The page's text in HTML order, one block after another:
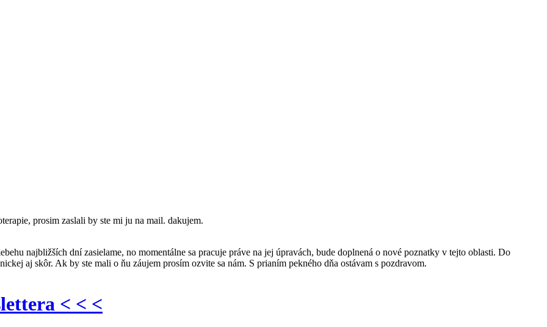
prosim zaslali by ste mi ju na mail. dakujem.
najbližších dní zasielame, no momentálne sa pracuje práve na jej úpravách, bude doplnená o nové poznatky v tejto oblasti. Do
aj skôr. Ak by ste mali o ňu záujem prosím ozvite sa nám. S prianím pekného dňa ostávam s pozdravom.
< < <